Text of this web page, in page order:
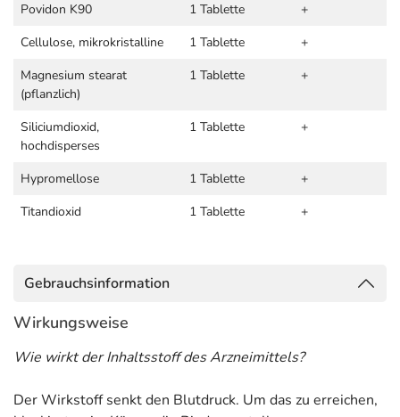
Povidon K90
1 Tablette
+
Cellulose, mikrokristalline
1 Tablette
+
Magnesium stearat
(pflanzlich)
1 Tablette +
Siliciumdioxid,
hochdisperses
1 Tablette +
Hypromellose 1 Tablette
+
Titandioxid
1 Tablette +
Gebrauchsinformation
Wirkungsweise
Wie wirkt der Inhaltsstoff des Arzneimittels?
Der Wirkstoff senkt den Blutdruck. Um das zu erreichen,